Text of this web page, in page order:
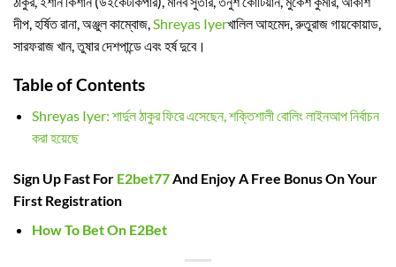
দীপ, হর্ষিত রানা, অঞ্জুল কাম্বোজ, Shreyas Iyerখালিল আহমেদ, রুতুরাজ গায়কোয়াড,
সারফরাজ খান, তুষার দেশপান্ডে এবং হর্ষ দুবে।
Table of Contents
Shreyas Iyer: শার্দুল ঠাকুর ফিরে এসেছেন, শক্তিশালী বোলিং লাইনআপ নির্বাচন
করা হয়েছে
Sign Up Fast For E2bet77 And Enjoy A Free Bonus On Your
First Registration
How To Bet On E2Bet